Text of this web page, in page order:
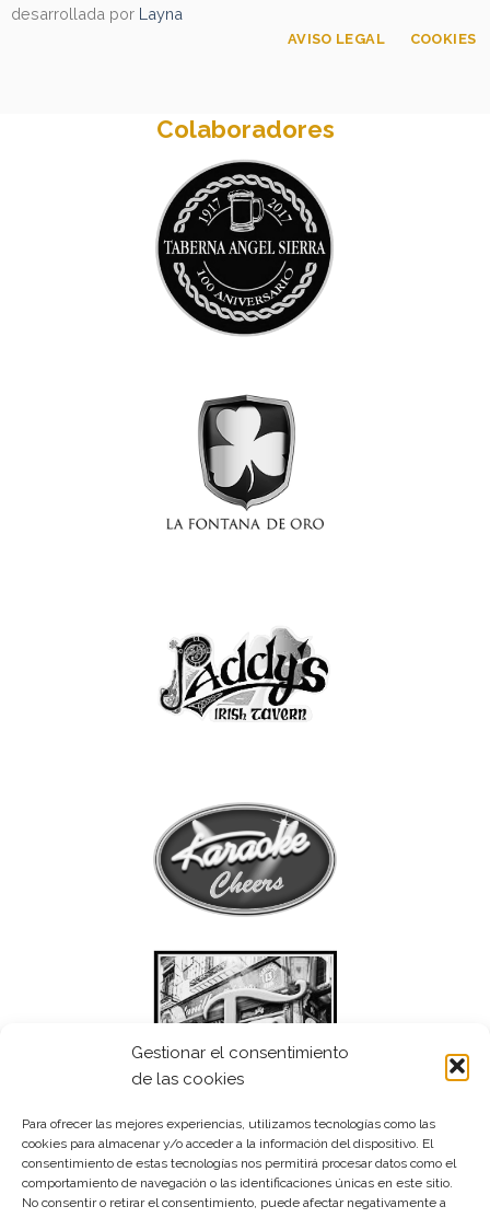
Gestionar el consentimiento
de las cookies
Para ofrecer las mejores experiencias, utilizamos tecnologías como las
cookies para almacenar y/o acceder a la información del dispositivo. El
consentimiento de estas tecnologías nos permitirá procesar datos como el
comportamiento de navegación o las identificaciones únicas en este sitio.
No consentir o retirar el consentimiento, puede afectar negativamente a
desarrollada por Layna
AVISO LEGAL COOKIES
Colaboradores